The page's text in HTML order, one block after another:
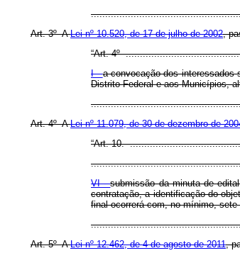
Art. 3º ALei nº 10.520, de 17 de julho de 2002,
“Art. 4º
I -a convocação dos interessados
Distrito Federal e aos Municípios,
Art. 4º ALei nº 11.079, de 30 de dezembro de
“Art. 10.
VI -submissão da minuta de
contratação, a identificação do
final ocorrerá com, no mínimo,
Art. 5º ALei nº 12.462, de 4 de agosto de 2011,